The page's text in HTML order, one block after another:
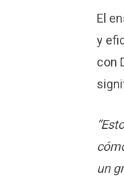
El
y
con
un